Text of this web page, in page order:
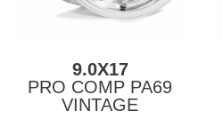
9.0X17
PRO COMP PA69
VINTAGE